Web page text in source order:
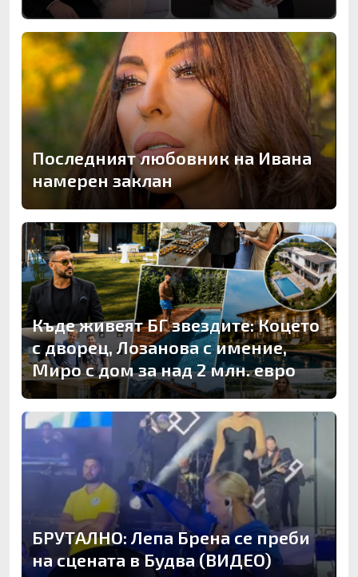
Последният любовник на Ивана
намерен заклан
Къде живеят БГ звездите: Коцето
с дворец, Лозанова с имение,
Миро с дом за над 2 млн. евро
БРУТАЛНО: Лепа Брена се преби
на сцената в Будва (ВИДЕО)